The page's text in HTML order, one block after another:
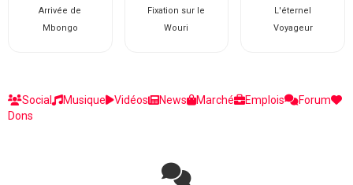
Arrivée de
Mbongo
Fixation sur le
Wouri
L'éternel
Voyageur
Social Musique Vidéos News Marché Emplois
Forum
Dons